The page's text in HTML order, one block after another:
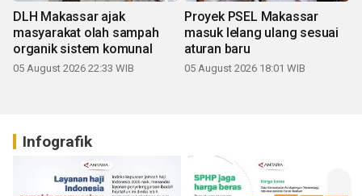
DLH Makassar ajak
masyarakat olah sampah
organik sistem komunal
05 August 2026 22:33 WIB
Proyek PSEL Makassar
masuk lelang ulang sesuai
aturan baru
05 August 2026 18:01 WIB
Infografik